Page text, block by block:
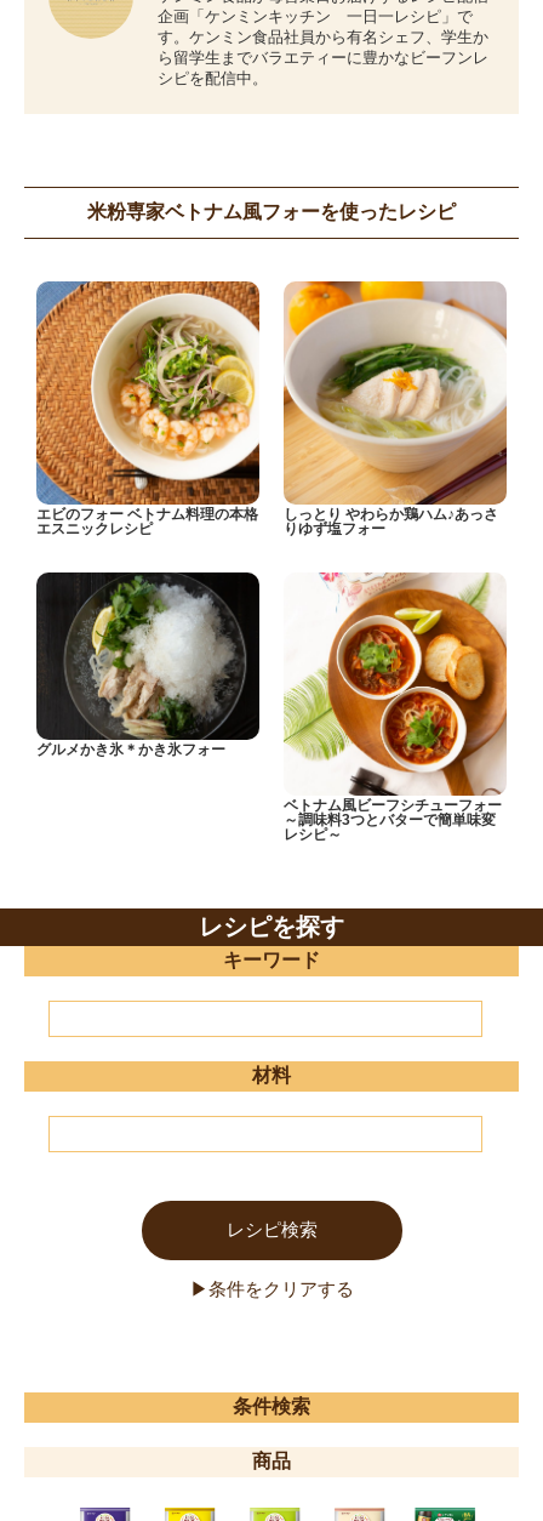
企画「ケンミンキッチン 一日一レシピ」で
す。ケンミン食品社員から有名シェフ、学生か
ら留学生までバラエティーに豊かなビーフンレ
シピを配信中。
米粉専家ベトナム風フォーを使ったレシピ
エビのフォー ベトナム料理の本格
エスニックレシピ
しっとり やわらか鶏ハム♪あっさ
りゆず塩フォー
グルメかき氷＊かき氷フォー
ベトナム風ビーフシチューフォー
～調味料3つとバターで簡単味変
レシピ～
レシピを探す
キーワード
材料
条件検索
商品